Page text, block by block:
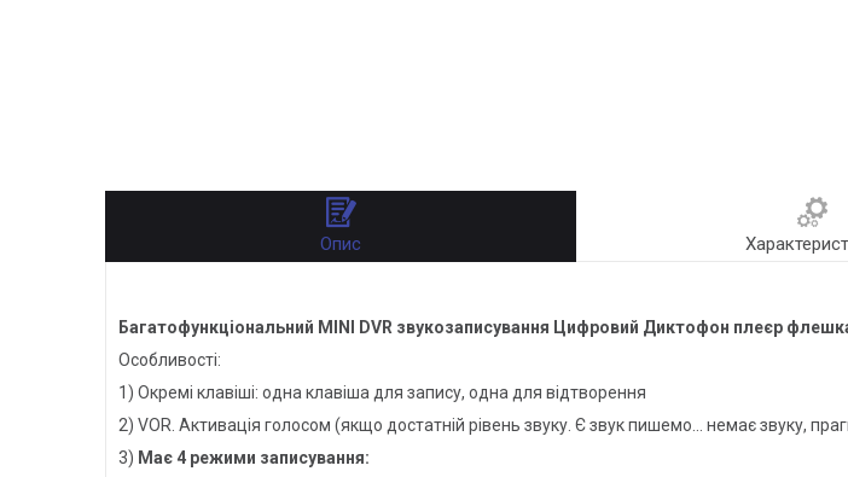
Опис
Багатофункціональний MINI DVR звукозаписування Цифровий Диктофон плеєр
Особливості:
1) Окремі клавіші: одна клавіша для запису, одна для відтворення
2) VOR. Активація голосом (якщо достатній рівень звуку. Є звук пишемо... немає звуку,
3) Має 4 режими записування: